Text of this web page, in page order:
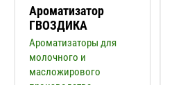
Ароматизатор
ГВОЗДИКА
Ароматизаторы для
молочного и
масложирового